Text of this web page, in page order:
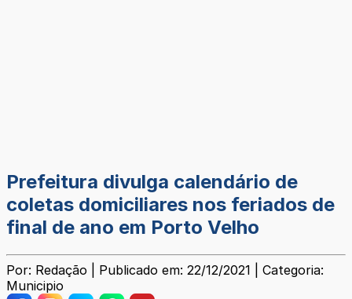
Prefeitura divulga calendário de
coletas domiciliares nos feriados de
final de ano em Porto Velho
Por: Redação | Publicado em: 22/12/2021 | Categoria:
Municipio